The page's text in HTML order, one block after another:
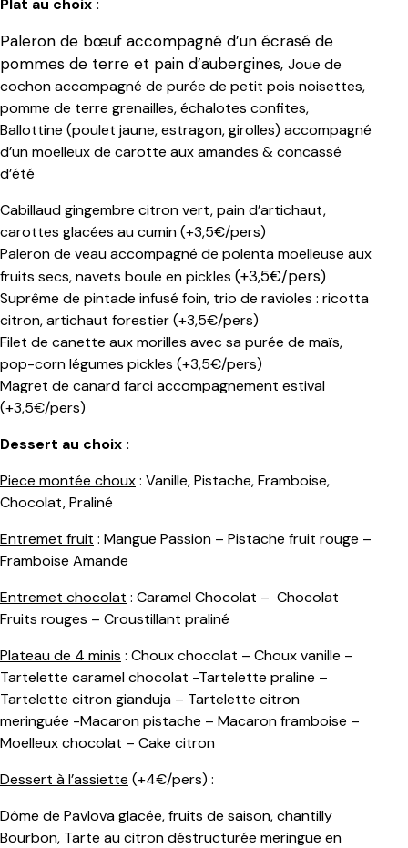
Plat au choix :
Paleron de bœuf accompagné d’un écrasé de
pommes de terre et pain d’aubergines, Joue de
cochon accompagné de purée de petit pois noisettes,
pomme de terre grenailles, échalotes confites,
Ballottine (poulet jaune, estragon, girolles) accompagné
d’un moelleux de carotte aux amandes & concassé
d’été
Cabillaud gingembre citron vert, pain d’artichaut,
carottes glacées au cumin (+3,5€/pers)
Paleron de veau accompagné de polenta moelleuse aux
fruits secs, navets boule en pickles (+3,5€/pers)
Suprême de pintade infusé foin, trio de ravioles : ricotta
citron, artichaut forestier (+3,5€/pers)
Filet de canette aux morilles avec sa purée de maïs,
pop-corn légumes pickles (+3,5€/pers)
Magret de canard farci accompagnement estival
(+3,5€/pers)
Dessert au choix :
Piece montée choux: Vanille, Pistache, Framboise,
Chocolat, Praliné
Entremet fruit : Mangue Passion – Pistache fruit rouge –
Framboise Amande
Entremet chocolat : Caramel Chocolat – Chocolat
Fruits rouges – Croustillant praliné
Plateau de 4 minis : Choux chocolat – Choux vanille –
Tartelette caramel chocolat -Tartelette praline –
Tartelette citron gianduja – Tartelette citron
meringuée -Macaron pistache – Macaron framboise –
Moelleux chocolat – Cake citron
Dessert à l’assiette (+4€/pers) :
Dôme de Pavlova glacée, fruits de saison, chantilly
Bourbon, Tarte au citron déstructurée meringue en